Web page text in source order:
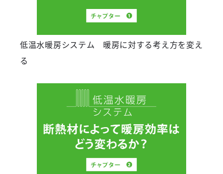
低温水暖房システム 暖房に対する考え方を変え
る